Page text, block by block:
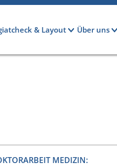
& Layout Über uns
MEDIZIN: